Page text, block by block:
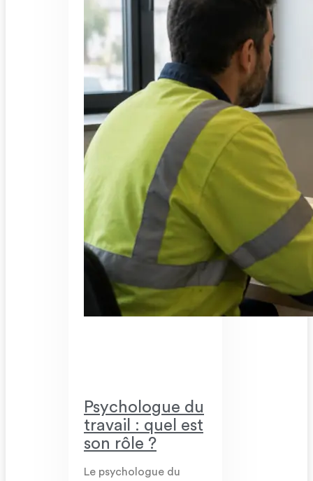
Psychologue du
travail : quel est
son rôle ?
Le psychologue du